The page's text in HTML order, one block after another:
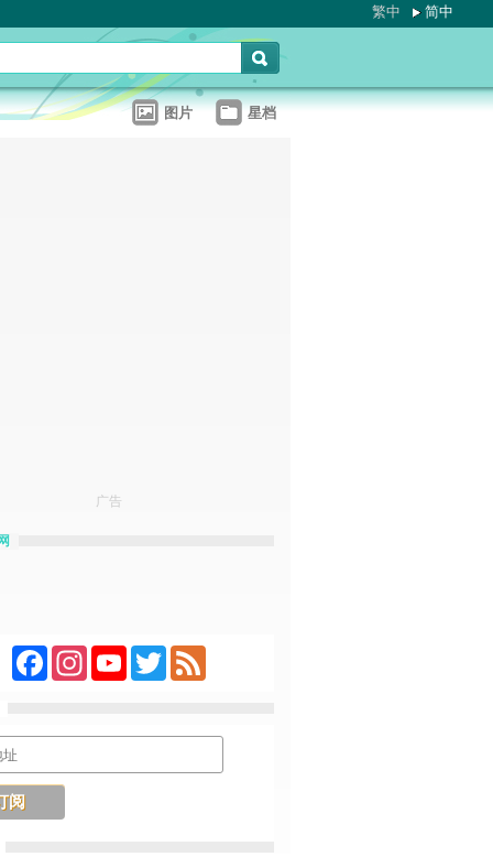
繁中 简中
图片 星档
广告
FacebookInstagramYouTubeTwitterFeed